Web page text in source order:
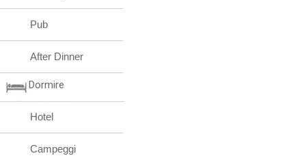
Pub
After Dinner
Dormire
Hotel
Campeggi